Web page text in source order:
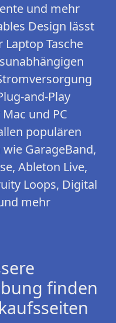
und mehr
Design lässt
Tasche
and-Play
und PC
populären
GarageBand,
Ableton Live,
Loops, Digital
mehr
finden